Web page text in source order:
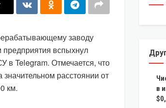
заводу
вспыхнул
Telegram. Отмечается, что
расстоянии от
км.
в